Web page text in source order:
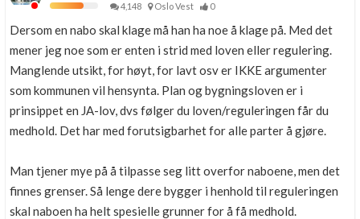
4,148
Oslo Vest 0
Dersom en nabo skal klage må han ha noe å klage på. Med det
mener jeg noe som er enten i strid med loven eller regulering.
Manglende utsikt, for høyt, for lavt osv er IKKE argumenter
som kommunen vil hensynta. Plan og bygningsloven er i
prinsippet en JA-lov, dvs følger du loven/reguleringen får du
medhold. Det har med forutsigbarhet for alle parter å gjøre.
Man tjener mye på å tilpasse seg litt overfor naboene, men det
finnes grenser. Så lenge dere bygger i henhold til reguleringen
skal naboen ha helt spesielle grunner for å få medhold.